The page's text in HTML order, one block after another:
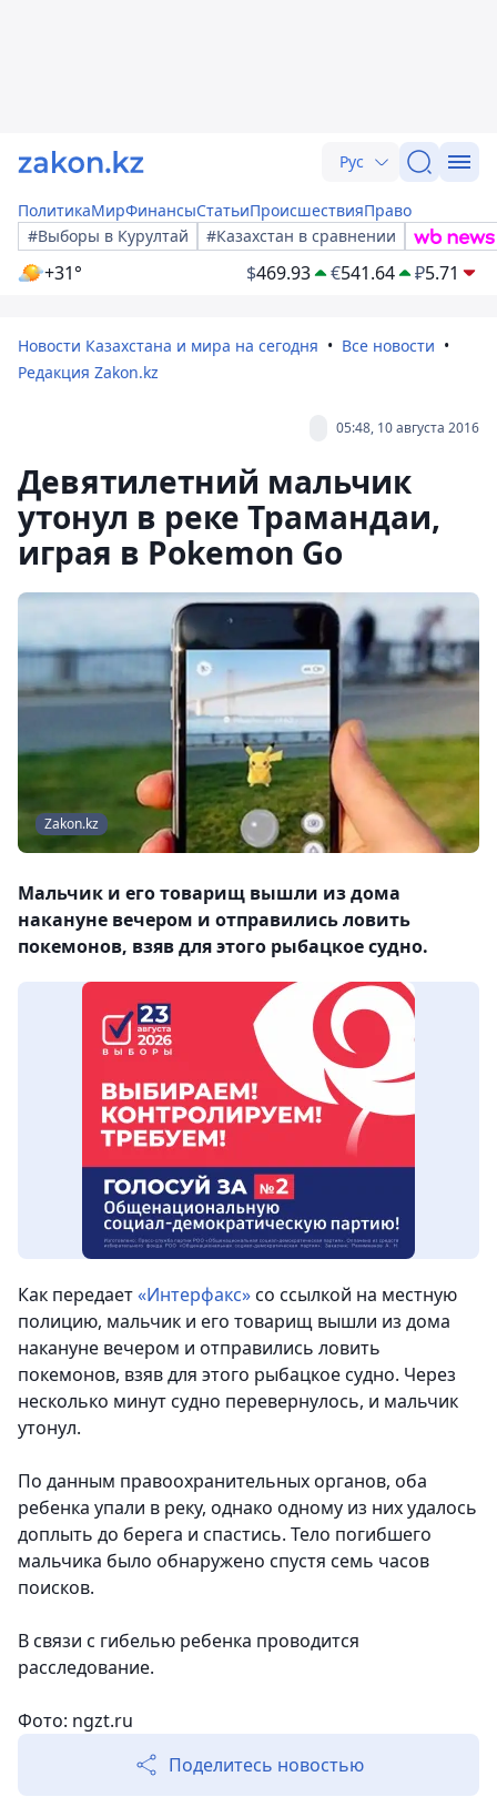
Рус
ПолитикаМирФинансыСтатьиПроисшествияПраво
#Выборы в Курултай
#Казахстан в сравнении
+31° $469.93 €541.64 ₽5.71
Новости Казахстана и мира на сегодня
Все новости
Редакция Zakon.kz
05:48, 10 августа 2016
Девятилетний мальчик
утонул в реке Трамандаи,
играя в Pokemon Go
Zakon.kz
Мальчик и его товарищ вышли из дома
накануне вечером и отправились ловить
покемонов, взяв для этого рыбацкое судно.
Как передает«Интерфакс»со ссылкой на местную
полицию, мальчик и его товарищ вышли из дома
накануне вечером и отправились ловить
покемонов, взяв для этого рыбацкое судно. Через
несколько минут судно перевернулось, и мальчик
утонул.
По данным правоохранительных органов, оба
ребенка упали в реку, однако одному из них удалось
доплыть до берега и спастись. Тело погибшего
мальчика было обнаружено спустя семь часов
поисков.
В связи с гибелью ребенка проводится
расследование.
Фото: ngzt.ru
Поделитесь новостью